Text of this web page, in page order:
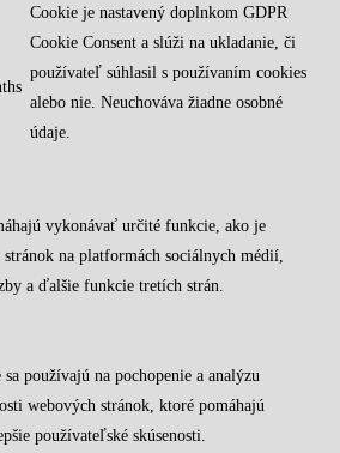
Cookie je nastavený doplnkom GDPR
Cookie Consent a slúži na ukladanie, či
používateľ súhlasil s používaním cookies
alebo nie. Neuchováva žiadne osobné
údaje.
vykonávať určité funkcie, ako je
na platformách sociálnych médií,
a ďalšie funkcie tretích strán.
používajú na pochopenie a analýzu
webových stránok, ktoré pomáhajú
používateľské skúsenosti.